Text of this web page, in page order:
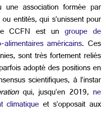
association formée par
entités, qui s’unissent pour
CCFN est ungroupe de
américains. Ces
sont très fortement reliés
adopté des positions en
scientifiques, à l’instar
qui, jusqu’en 2019, ne
climatique et s’opposait aux